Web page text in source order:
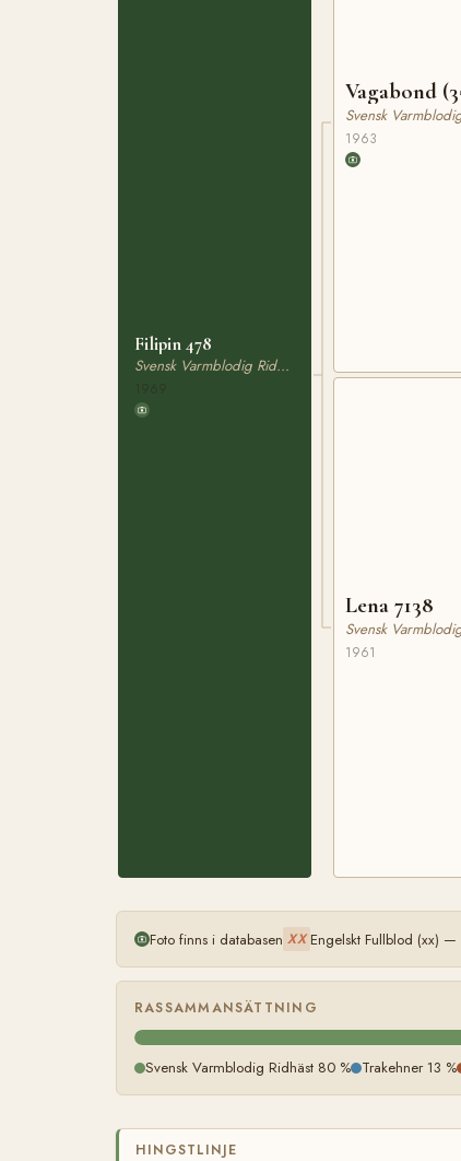
Filipin 478
Svensk Varmblodig Ridhäst
Vagabond
Svensk
1963
Lena 7138
Svensk
1961
Foto finns i databasen XX Engelskt Fullblod (xx)
RASSAMMANSÄTTNING
Svensk Varmblodig Ridhäst 80 % Trakehner 13 %
HINGSTLINJE